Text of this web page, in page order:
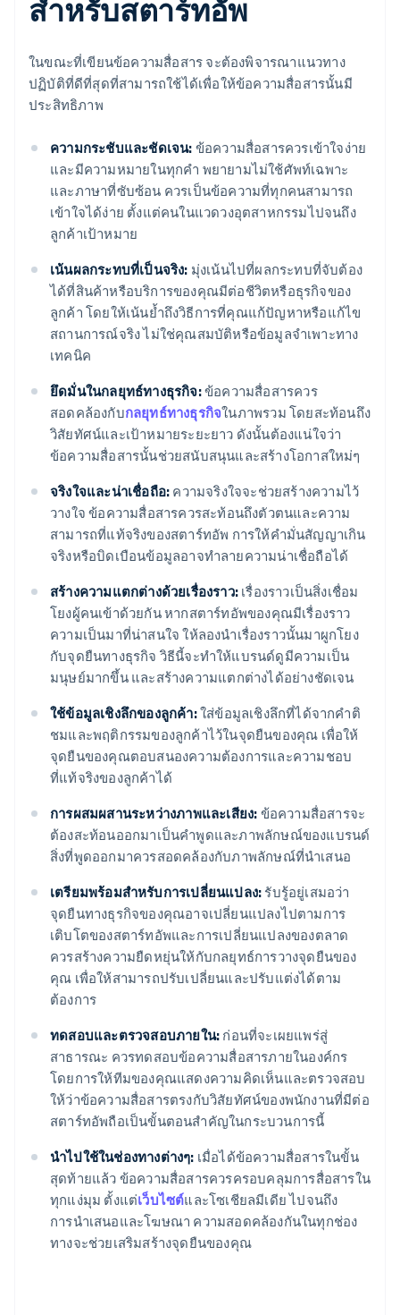
สำหรับสตาร์ทอัพ
ในขณะที่เขียนข้อความสื่อสาร จะต้องพิจารณาแนวทาง
ปฏิบัติที่ดีที่สุดที่สามารถใช้ได้เพื่อให้ข้อความสื่อสารนั้นมี
ประสิทธิภาพ
ความกระชับและชัดเจน: ข้อความสื่อสารควรเข้าใจง่าย
และมีความหมายในทุกคำ พยายามไม่ใช้ศัพท์เฉพาะ
และภาษาที่ซับซ้อน ควรเป็นข้อความที่ทุกคนสามารถ
เข้าใจได้ง่าย ตั้งแต่คนในแวดวงอุตสาหกรรมไปจนถึง
ลูกค้าเป้าหมาย
เน้นผลกระทบที่เป็นจริง: มุ่งเน้นไปที่ผลกระทบที่จับต้อง
ได้ที่สินค้าหรือบริการของคุณมีต่อชีวิตหรือธุรกิจของ
ลูกค้า โดยให้เน้นย้ำถึงวิธีการที่คุณแก้ปัญหาหรือแก้ไข
สถานการณ์จริง ไม่ใช่คุณสมบัติหรือข้อมูลจำเพาะทาง
เทคนิค
ยึดมั่นในกลยุทธ์ทางธุรกิจ:ข้อความสื่อสารควร
สอดคล้องกับกลยุทธ์ทางธุรกิจในภาพรวม โดยสะท้อนถึง
วิสัยทัศน์และเป้าหมายระยะยาว ดังนั้นต้องแน่ใจว่า
ข้อความสื่อสารนั้นช่วยสนับสนุนและสร้างโอกาสใหม่ๆ
จริงใจและน่าเชื่อถือ: ความจริงใจจะช่วยสร้างความไว้
วางใจ ข้อความสื่อสารควรสะท้อนถึงตัวตนและความ
สามารถที่แท้จริงของสตาร์ทอัพ การให้คำมั่นสัญญาเกิน
จริงหรือบิดเบือนข้อมูลอาจทำลายความน่าเชื่อถือได้
สร้างความแตกต่างด้วยเรื่องราว: เรื่องราวเป็นสิ่งเชื่อม
โยงผู้คนเข้าด้วยกัน หากสตาร์ทอัพของคุณมีเรื่องราว
ความเป็นมาที่น่าสนใจ ให้ลองนำเรื่องราวนั้นมาผูกโยง
กับจุดยืนทางธุรกิจ วิธีนี้จะทำให้แบรนด์ดูมีความเป็น
มนุษย์มากขึ้น และสร้างความแตกต่างได้อย่างชัดเจน
ใช้ข้อมูลเชิงลึกของลูกค้า:ใส่ข้อมูลเชิงลึกที่ได้จากคำติ
ชมและพฤติกรรมของลูกค้าไว้ในจุดยืนของคุณ เพื่อให้
จุดยืนของคุณตอบสนองความต้องการและความชอบ
ที่แท้จริงของลูกค้าได้
การผสมผสานระหว่างภาพและเสียง: ข้อความสื่อสารจะ
ต้องสะท้อนออกมาเป็นคำพูดและภาพลักษณ์ของแบรนด์
สิ่งที่พูดออกมาควรสอดคล้องกับภาพลักษณ์ที่นำเสนอ
เตรียมพร้อมสำหรับการเปลี่ยนแปลง: รับรู้อยู่เสมอว่า
จุดยืนทางธุรกิจของคุณอาจเปลี่ยนแปลงไปตามการ
เติบโตของสตาร์ทอัพและการเปลี่ยนแปลงของตลาด
ควรสร้างความยืดหยุ่นให้กับกลยุทธ์การวางจุดยืนของ
คุณ เพื่อให้สามารถปรับเปลี่ยนและปรับแต่งได้ตาม
ต้องการ
ทดสอบและตรวจสอบภายใน: ก่อนที่จะเผยแพร่สู่
สาธารณะ ควรทดสอบข้อความสื่อสารภายในองค์กร
โดยการให้ทีมของคุณแสดงความคิดเห็นและตรวจสอบ
ให้ว่าข้อความสื่อสารตรงกับวิสัยทัศน์ของพนักงานที่มีต่อ
สตาร์ทอัพถือเป็นขั้นตอนสำคัญในกระบวนการนี้
นำไปใช้ในช่องทางต่างๆ: เมื่อได้ข้อความสื่อสารในขั้น
สุดท้ายแล้ว ข้อความสื่อสารควรครอบคลุมการสื่อสารใน
ทุกแง่มุม ตั้งแต่เว็บไซต์และโซเชียลมีเดีย ไปจนถึง
การนำเสนอและโฆษณา ความสอดคล้องกันในทุกช่อง
ทางจะช่วยเสริมสร้างจุดยืนของคุณ